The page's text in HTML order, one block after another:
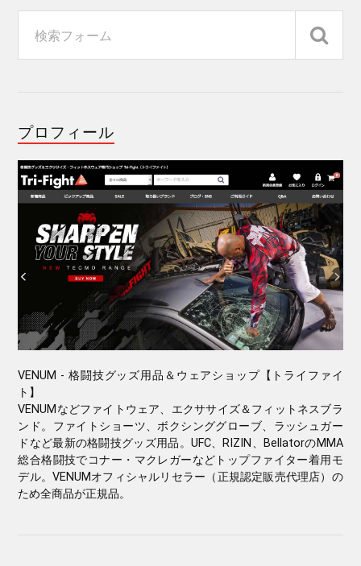
プロフィール
VENUM - 格闘技グッズ用品＆ウェアショップ【トライファイ
ト】
VENUMなどファイトウェア、エクササイズ＆フィットネスブラ
ンド。ファイトショーツ、ボクシンググローブ、ラッシュガー
ドなど最新の格闘技グッズ用品。UFC、RIZIN、BellatorのMMA
総合格闘技でコナー・マクレガーなどトップファイター着用モ
デル。VENUMオフィシャルリセラー（正規認定販売代理店）の
ため全商品が正規品。